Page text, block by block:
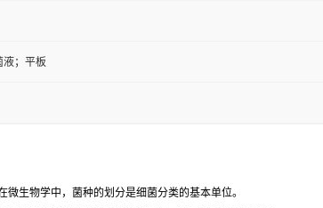
液；平板
生物学中，菌种的划分是细菌分类的基本单位。